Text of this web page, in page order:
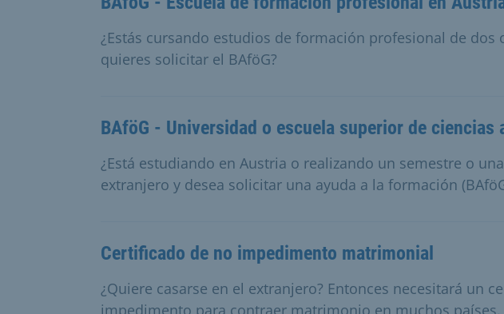
¿Estás cursando estudios de formación profesional de dos
quieres solicitar el BAföG?
BAföG - Universidad o escuela superior de ciencias
¿Está estudiando en Austria o realizando un semestre o
extranjero y desea solicitar una ayuda a la formación
Certificado de no impedimento matrimonial
¿Quiere casarse en el extranjero? Entonces necesitará un
impedimento para contraer matrimonio en muchos países.